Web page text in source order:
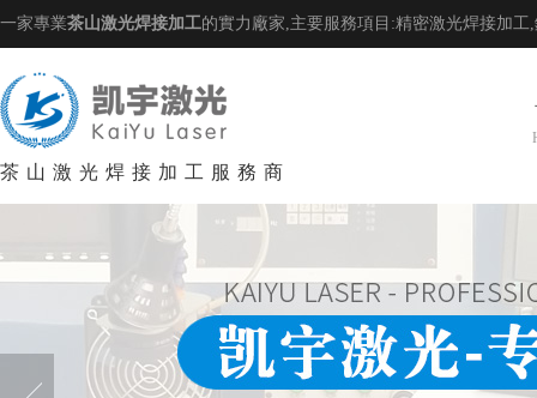
一家專業茶山激光焊接加工的實力廠家,主要服務項目:精密激光焊接加
茶山激光焊接加工服務商